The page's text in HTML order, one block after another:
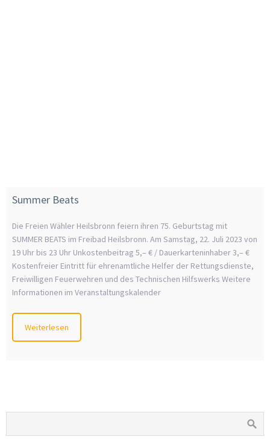
Summer Beats
Die Freien Wähler Heilsbronn feiern ihren 75. Geburtstag mit
SUMMER BEATS im Freibad Heilsbronn. Am Samstag, 22. Juli 2023 von
19 Uhr bis 23 Uhr Unkostenbeitrag 5,– € / Dauerkarteninhaber 3,– €
Kostenfreier Eintritt für ehrenamtliche Helfer der Rettungsdienste,
Freiwilligen Feuerwehren und des Technischen Hilfswerks Weitere
Informationen im Veranstaltungskalender
Weiterlesen